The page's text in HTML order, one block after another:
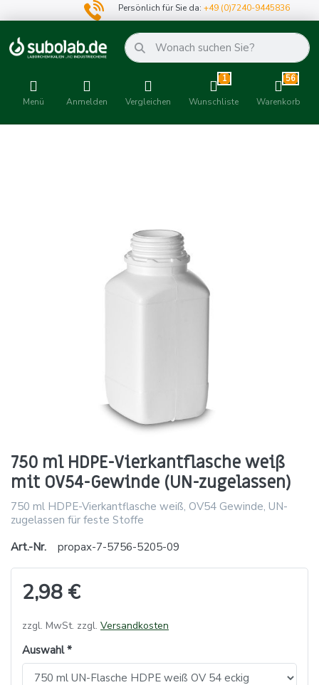
Persönlich für Sie da:+49 (0)7240-9445836
Menü Anmelden Vergleichen
1
Wunschliste
56
Warenkorb
750 ml HDPE-Vierkantflasche weiß
mit OV54-Gewinde (UN-zugelassen)
750 ml HDPE-Vierkantflasche weiß, OV54 Gewinde, UN-
zugelassen für feste Stoffe
Art.-Nr.
propax-7-5756-5205-09
2,98 €
zzgl. MwSt. zzgl. Versandkosten
Auswahl